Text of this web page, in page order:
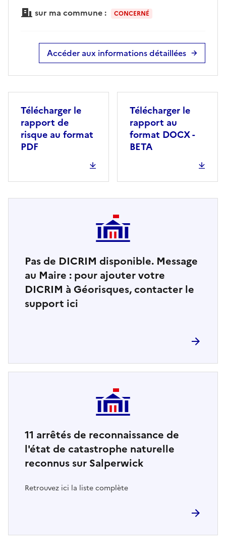
sur ma commune : CONCERNÉ
Accéder aux informations détaillées
Télécharger le
rapport de
risque au format
PDF
Télécharger le
rapport au
format DOCX -
BETA
Pas de DICRIM disponible. Message
au Maire : pour ajouter votre
DICRIM à Géorisques, contacter le
support ici
11 arrêtés de reconnaissance de
l'état de catastrophe naturelle
reconnus sur Salperwick
Retrouvez ici la liste complète